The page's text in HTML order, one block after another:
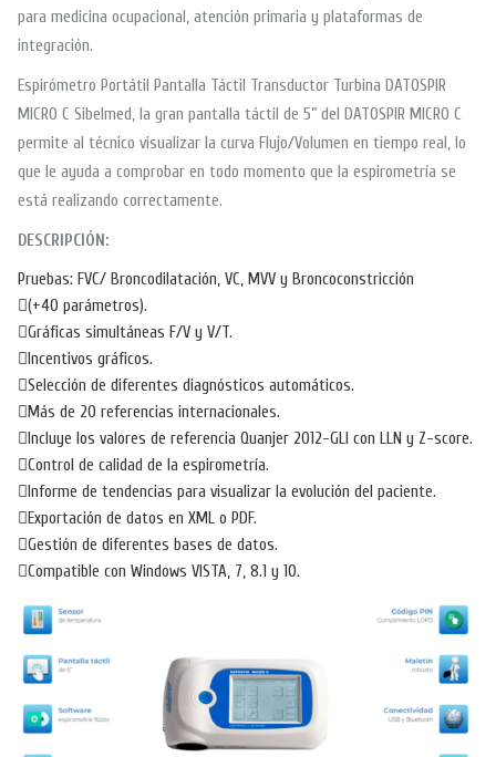
para medicina ocupacional, atención primaria y plataformas de
integración.
Espirómetro Portátil Pantalla Táctil Transductor Turbina DATOSPIR
MICRO C Sibelmed, la gran pantalla táctil de 5” del DATOSPIR MICRO C
permite al técnico visualizar la curva Flujo/Volumen en tiempo real, lo
que le ayuda a comprobar en todo momento que la espirometría se
está realizando correctamente.
DESCRIPCIÓN:
Pruebas: FVC/ Broncodilatación, VC, MVV y Broncoconstricción
(+40 parámetros).
Gráficas simultáneas F/V y V/T.
Incentivos gráficos.
Selección de diferentes diagnósticos automáticos.
Más de 20 referencias internacionales.
Incluye los valores de referencia Quanjer 2012-GLI con LLN y Z-score.
Control de calidad de la espirometría.
Informe de tendencias para visualizar la evolución del paciente.
Exportación de datos en XML o PDF.
Gestión de diferentes bases de datos.
Compatible con Windows VISTA, 7, 8.1 y 10.